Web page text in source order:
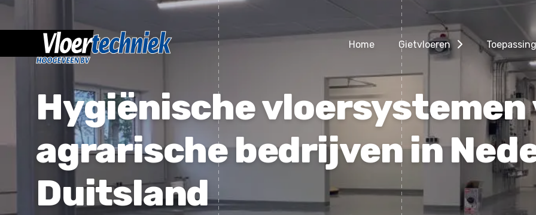
Home Gietvloeren
Hygiënische vloersystemen
agrarische bedrijven in
Duitsland